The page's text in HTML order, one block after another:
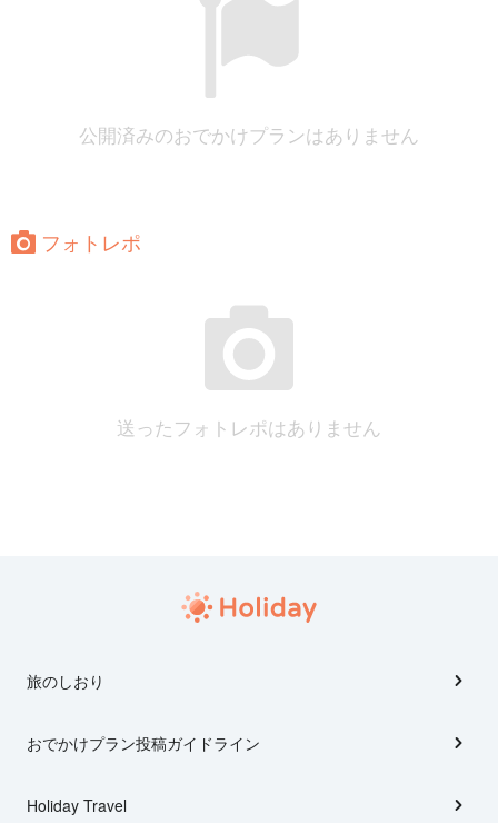
公開済みのおでかけプランはありません
フォトレポ
送ったフォトレポはありません
旅のしおり
おでかけプラン投稿ガイドライン
Holiday Travel